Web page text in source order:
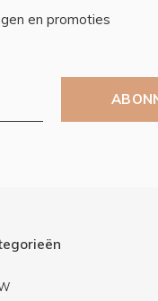
en promoties